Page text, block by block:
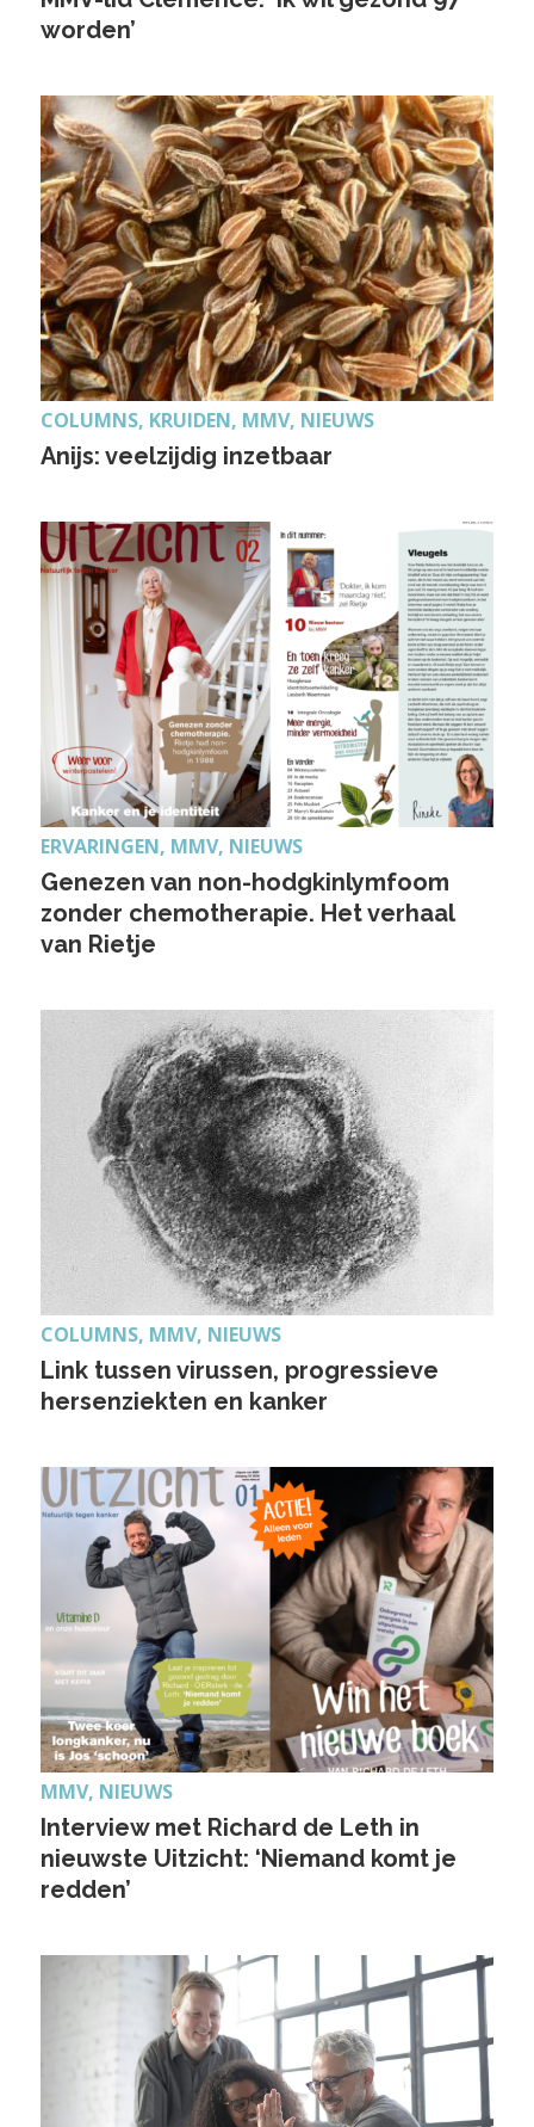
worden’
COLUMNS, KRUIDEN, MMV, NIEUWS
Anijs: veelzijdig inzetbaar
ERVARINGEN, MMV, NIEUWS
Genezen van non-hodgkinlymfoom
zonder chemotherapie. Het verhaal
van Rietje
COLUMNS, MMV, NIEUWS
Link tussen virussen, progressieve
hersenziekten en kanker
MMV, NIEUWS
Interview met Richard de Leth in
nieuwste Uitzicht: ‘Niemand komt je
redden’